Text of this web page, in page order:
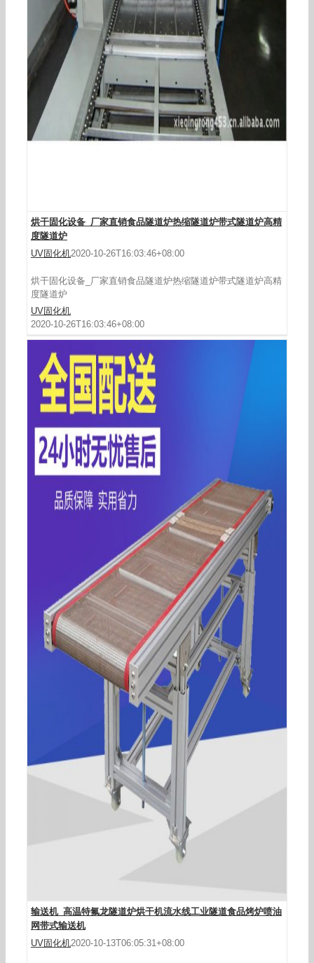
烘干固化设备_厂家直销食品隧道炉热缩隧道炉带式隧道炉高精
度隧道炉
UV固化机2020-10-26T16:03:46+08:00
烘干固化设备_厂家直销食品隧道炉热缩隧道炉带式隧道炉高精
度隧道炉
UV固化机
2020-10-26T16:03:46+08:00
输送机_高温特氟龙隧道炉烘干机流水线工业隧道
食品烤炉喷油网带式输送机
输送机_高温特氟龙隧道炉烘干机流水线工业隧道食品烤炉喷油
网带式输送机
UV固化机2020-10-13T06:05:31+08:00
食品烘焙设备_食品加工生产线隧道燃气炉多功能
隧道燃气炉食品烘烤机械设备定制